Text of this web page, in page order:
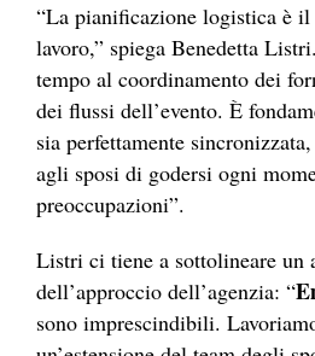
“La pianificazione logistica è
lavoro,” spiega Benedetta
tempo al coordinamento dei
dei flussi dell’evento. È
sia perfettamente
agli sposi di godersi ogni
preoccupazioni”.
Listri ci tiene a sottolineare un
dell’approccio dell’agenzia: “
sono imprescindibili.